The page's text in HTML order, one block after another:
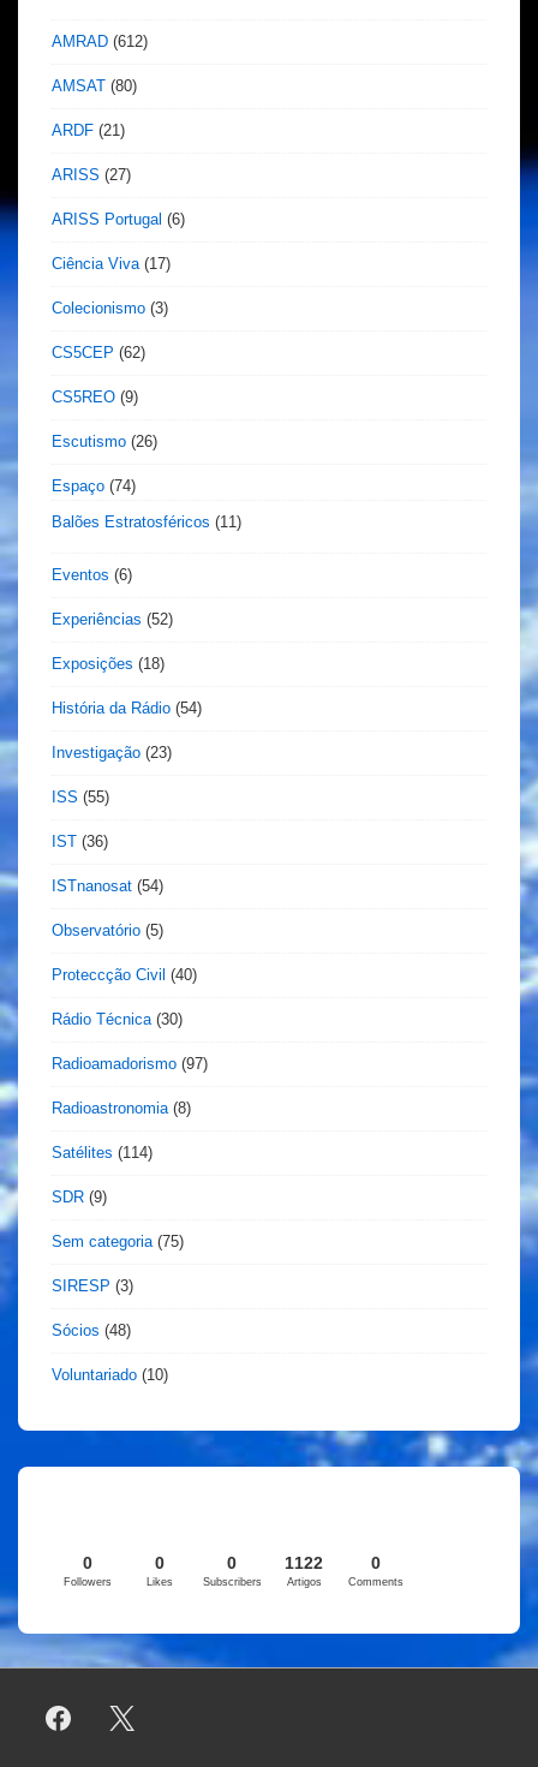
AMRAD (612)
AMSAT (80)
ARDF (21)
ARISS (27)
ARISS Portugal (6)
Ciência Viva(17)
Colecionismo (3)
CS5CEP (62)
CS5REO (9)
Escutismo (26)
Espaço (74)
Balões Estratosféricos (11)
Eventos (6)
Experiências (52)
Exposições (18)
História da Rádio (54)
Investigação (23)
ISS (55)
IST (36)
ISTnanosat (54)
Observatório (5)
Proteccção Civil (40)
Rádio Técnica(30)
Radioamadorismo (97)
Radioastronomia(8)
Satélites (114)
SDR (9)
Sem categoria(75)
SIRESP (3)
Sócios (48)
Voluntariado (10)
0
Followers
0
Likes
0
Subscribers
1122
Artigos
0
Comments